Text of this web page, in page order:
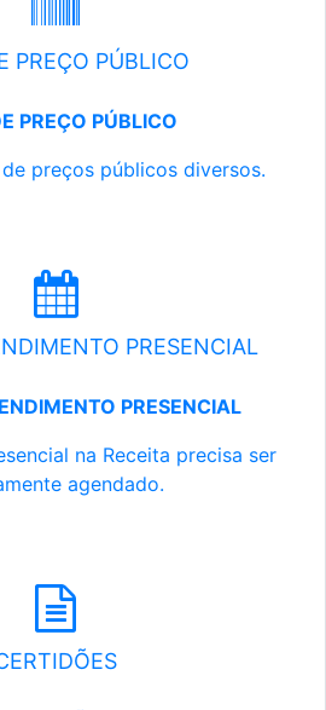
PREÇO PÚBLICO
PREÇO PÚBLICO
preços públicos diversos.
PRESENCIAL
PRESENCIAL
na Receita precisa ser
agendado.